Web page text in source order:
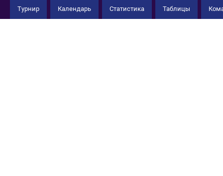
Турнир Календарь Статистика Таблицы